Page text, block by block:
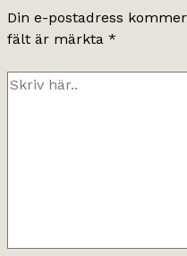
Din e-postadress
fält är märkta *
Skriv